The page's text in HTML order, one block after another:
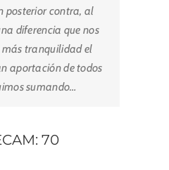
posterior contra, al
diferencia que nos
tranquilidad el
aportación de todos
sumando…
70